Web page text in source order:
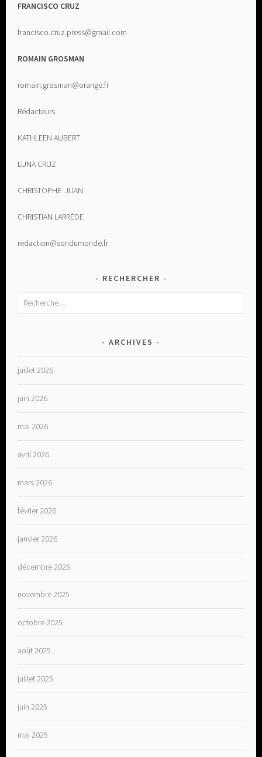
FRANCISCO CRUZ
francisco.cruz.press@gmail.com
ROMAIN GROSMAN
romain.grosman@orange.fr
Rédacteurs
KATHLEEN AUBERT
LUNA CRUZ
CHRISTOPHE JUAN
CHRISTIAN LARRÈDE
redaction@sondumonde.fr
RECHERCHER
Rechercher :
ARCHIVES
juillet 2026
juin 2026
mai 2026
avril 2026
mars 2026
février 2026
janvier 2026
décembre 2025
novembre 2025
octobre 2025
août 2025
juillet 2025
juin 2025
mai 2025